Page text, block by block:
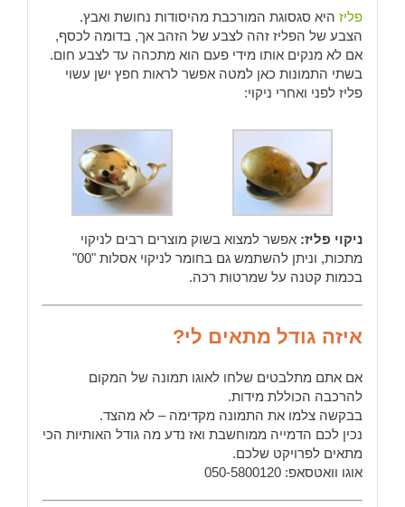
פליזהיא סגסוגת המורכבת מהיסודות נחושת ואבץ.
הצבע של הפליז זהה לצבע של הזהב אך, בדומה לכסף,
אם לא מנקים אותו מידי פעם הוא מתכהה עד לצבע חום.
בשתי התמונות כאן למטה אפשר לראות חפץ ישן עשוי
פליז לפני ואחרי ניקוי:
ניקוי פליז: אפשר למצוא בשוק מוצרים רבים לניקוי
מתכות, וניתן להשתמש גם בחומר לניקוי אסלות "00"
בכמות קטנה על שמרטות רכה.
איזה גודל מתאים לי?
אם אתם מתלבטים שלחו לאוגו תמונה של המקום
להרכבה הכוללת מידות.
בבקשה צלמו את התמונה מקדימה – לא מהצד.
נכין לכם הדמייה ממוחשבת ואז נדע מה גודל האותיות הכי
מתאים לפרויקט שלכם.
אוגו וואטסאפ: 050-5800120